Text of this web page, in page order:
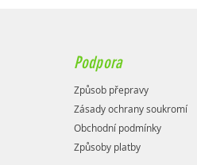
Podpora
Způsob přepravy
Zásady ochrany soukromí
Obchodní podmínky
Způsoby platby